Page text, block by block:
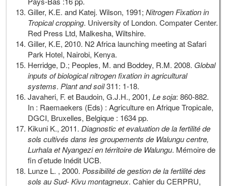
Giller, K.E. and Katej. Wilson, 1991;Nitrogen Fixation in
Tropical cropping. University of London. Compater Center.
Red Press Ltd, Malkesha, Wiltshire.
Giller, K.E, 2010. N2 Africa launching meeting at Safari
Park Hotel, Nairobi, Kenya.
Herridge, D.; Peoples, M. and Boddey, R.M. 2008. Global
inputs of biological nitrogen fixation in agricultural
systems. Plant and soil311: 1-18.
Javaheri, F. et Baudoin, G.J.H., 2001,Le soja: 860-882.
In : Raemaekers (Eds) : Agriculture en Afrique Tropicale,
DGCI, Bruxelles, Belgique : 1634 pp.
Kikuni K., 2011. Diagnostic et evaluation de la fertilité de
sols cultivés dans les groupements de Walungu centre,
Lurhala et Nyangezi en térritoire de Walungu. Mémoire de
fin d’etude Inédit UCB.
Lunze L. , 2000. Possibilité de gestion de la fertilité des
sols au Sud- Kivu montagneux. Cahier du CERPRU,